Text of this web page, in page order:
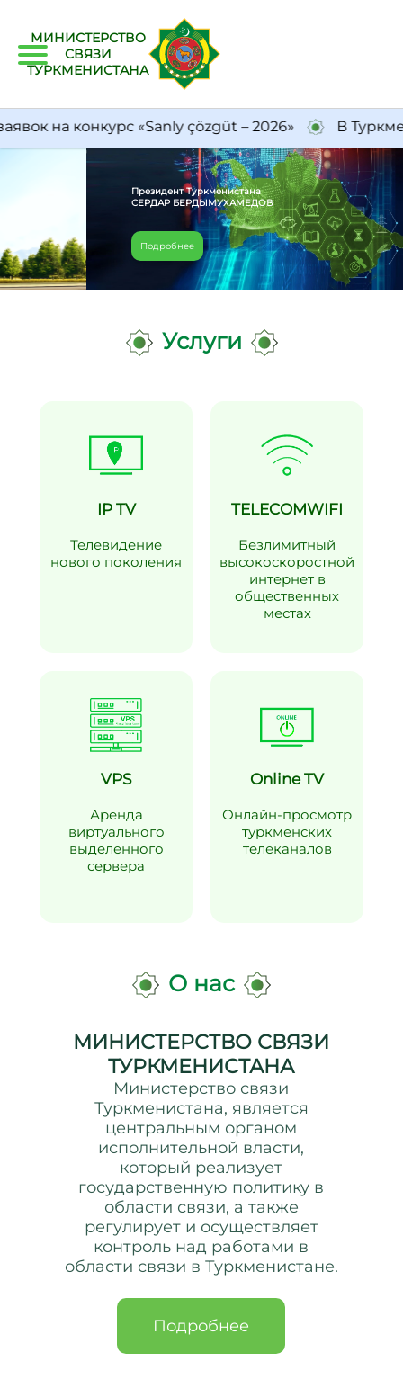
МИНИСТЕРСТВО
СВЯЗИ
ТУРКМЕНИСТАНА
на конкурс «Sanly çözgüt – 2026» В
Президент Туркменистана
СЕРДАР БЕРДЫМУХАМЕДОВ
Подробнее
Услуги
IP TV
Телевидение
нового поколения
TELECOMWIFI
Безлимитный
высокоскоростной
интернет в
общественных
местах
VPS
Аренда
виртуального
выделенного
сервера
Online TV
Онлайн-просмотр
туркменских
телеканалов
О нас
МИНИСТЕРСТВО СВЯЗИ
ТУРКМЕНИСТАНА
Министерство связи
Туркменистана, является
центральным органом
исполнительной власти,
который реализует
государственную политику в
области связи, а также
регулирует и осуществляет
контроль над работами в
области связи в Туркменистане.
Подробнее